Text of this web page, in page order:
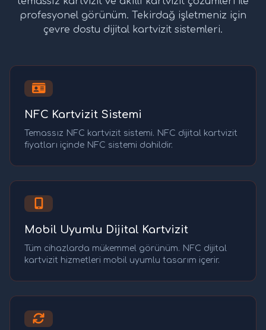
profesyonel görünüm. Tekirdağ işletmeniz için
çevre dostu dijital kartvizit sistemleri.
NFC Kartvizit Sistemi
Temassız NFC kartvizit sistemi. NFC dijital kartvizit
fiyatları içinde NFC sistemi dahildir.
Mobil Uyumlu Dijital Kartvizit
Tüm cihazlarda mükemmel görünüm. NFC dijital
kartvizit hizmetleri mobil uyumlu tasarım içerir.